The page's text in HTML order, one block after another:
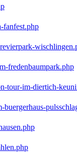
fanfest.php
fredenbaumpark.php
tour-im-diertich-
buergerhaus-